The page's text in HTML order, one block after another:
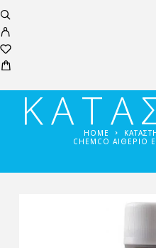
HOME
CHEMCO ΑΙΘΈΡΙΟ